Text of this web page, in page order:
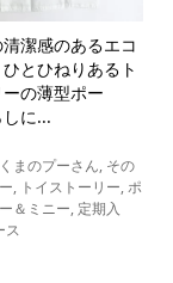
潔感のあるエコ
とひねりあるト
の薄型ポー
に...
くまのプーさん, その
, トイストーリー,ポ
＆ミニー, 定期入
ス